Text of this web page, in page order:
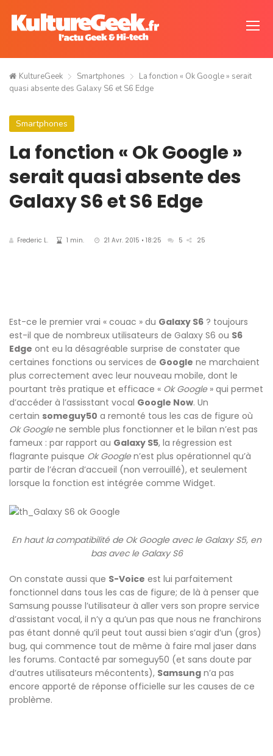
KultureGeek Smartphones
La fonction « Ok Google » serait
quasi absente des Galaxy S6 et S6 Edge
Smartphones
La fonction « Ok Google »
serait quasi absente des
Galaxy S6 et S6 Edge
Frederic L. 1 min. 21 Avr. 2015 • 18:25 5 25
Est-ce le premier vrai « couac » du Galaxy S6 ? toujours
est-il que de nombreux utilisateurs de Galaxy S6 ou S6
Edge ont eu la désagréable surprise de constater que
certaines fonctions ou services de Google ne marchaient
plus correctement avec leur nouveau mobile, dont le
pourtant très pratique et efficace « Ok Google» qui permet
d’accéder à l’assisstant vocal Google Now. Un
certain someguy50 a remonté tous les cas de figure où
Ok Googlene semble plus fonctionner et le bilan n’est pas
fameux : par rapport au Galaxy S5, la régression est
flagrante puisque Ok Googlen’est plus opérationnel qu’à
partir de l’écran d’accueil (non verrouillé), et seulement
lorsque la fonction est intégrée comme Widget.
En haut la compatibilité de Ok Google avec le Galaxy S5, en
bas avec le Galaxy S6
On constate aussi que S-Voice est lui parfaitement
fonctionnel dans tous les cas de figure; de là à penser que
Samsung pousse l’utilisateur à aller vers son propre service
d’assistant vocal, il n’y a qu’un pas que nous ne franchirons
pas étant donné qu’il peut tout aussi bien s’agir d’un (gros)
bug, qui commence tout de même à faire mal jaser dans
les forums. Contacté par someguy50 (et sans doute par
d’autres utilisateurs mécontents), Samsung n’a pas
encore apporté de réponse officielle sur les causes de ce
problème.